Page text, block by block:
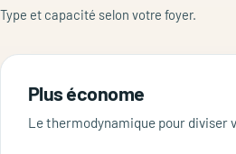
Type et capacité selon votre foyer.
Plus économe
Le thermodynamique pour diviser